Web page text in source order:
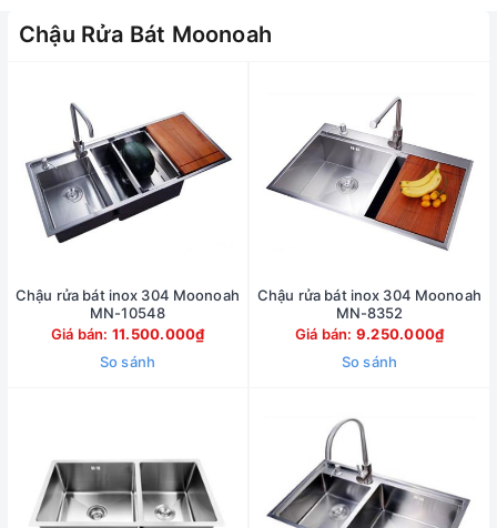
Chậu Rửa Bát Moonoah
Chậu rửa bát inox 304 Moonoah
MN-10548
Giá bán: 11.500.000₫
So sánh
Chậu rửa bát inox 304 Moonoah
MN-8352
Giá bán: 9.250.000₫
So sánh